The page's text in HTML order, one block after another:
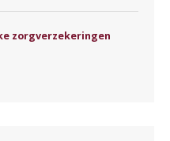
zorgverzekeringen